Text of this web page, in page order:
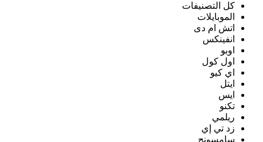
كل التصنيفات
الموبايلات
اتش ام دى
انفينكس
اوبو
اول كول
اي كيو
ايتل
ايس
تكنو
ريلمي
زد تي إي
سامسونج